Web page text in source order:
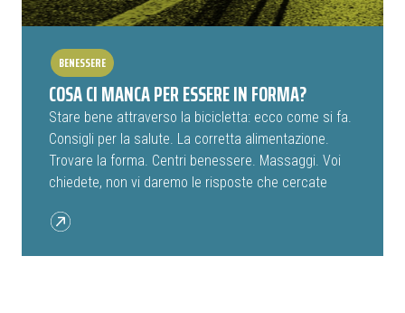
BENESSERE
COSA CI MANCA PER ESSERE IN FORMA?
Stare bene attraverso la bicicletta: ecco come si fa.
Consigli per la salute. La corretta alimentazione.
Trovare la forma. Centri benessere. Massaggi. Voi
chiedete, non vi daremo le risposte che cercate